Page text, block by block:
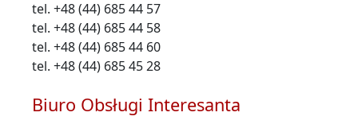
tel. +48 (44) 685 44 57
tel. +48 (44) 685 44 58
tel. +48 (44) 685 44 60
tel. +48 (44) 685 45 28
Biuro Obsługi Interesanta